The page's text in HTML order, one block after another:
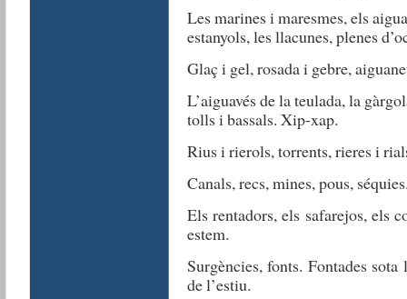
Les marines i maresmes, els
estanyols, les llacunes, plenes
Glaç i gel, rosada i gebre,
L’aiguavés de la teulada, la
tolls i bassals. Xip-xap.
Rius i rierols, torrents, rieres i
Canals, recs, mines, pous,
Els rentadors, els safarejos, els
estem.
Surgències, fonts. Fontades
de l’estiu.